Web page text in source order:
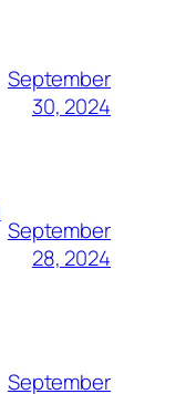
September
30, 2024
September
28, 2024
September